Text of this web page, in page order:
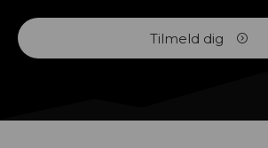
Tilmeld dig